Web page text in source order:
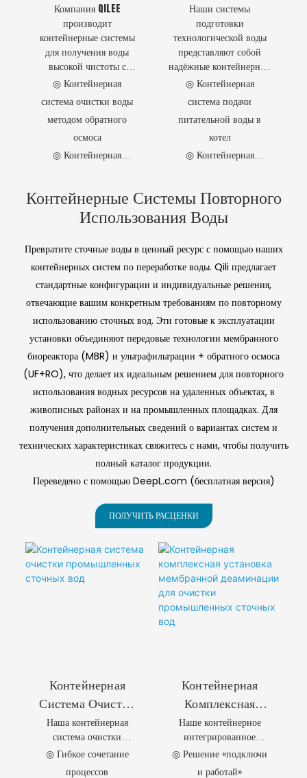
Чистоты
Компания QILEE
производит
контейнерные системы
для получения воды
высокой чистоты с
интегрированными
технологиями
обратного осмоса (RO) и
обратного осмоса с
электродеионизацией
превосходное качество
воды для
фармацевтической,
промышленной сферы.
◎ Контейнерная
система очистки воды
методом обратного
осмоса
◎ Контейнерная
осмоса и
электродеионизации
фармацевтической
Воды
Наши системы
подготовки
технологической воды
представляют собой
надёжные контейнерные
решения для подачи
сверхчистой и
умягчённой воды,
обеспечивая стабильное
качество и высокую
◎ Контейнерная
система подачи
питательной воды в
котел
◎ Контейнерная
сверхчистой воды
◎ Контейнерная
система очистки
Контейнерные Системы Повторного
Использования Воды
Превратите сточные воды в ценный ресурс с помощью наших
контейнерных систем по переработке воды. Qili предлагает
стандартные конфигурации и индивидуальные решения,
отвечающие вашим конкретным требованиям по повторному
использованию сточных вод. Эти готовые к эксплуатации
установки объединяют передовые технологии мембранного
биореактора (MBR) и ультрафильтрации + обратного осмоса
(UF+RO), что делает их идеальным решением для повторного
использования водных ресурсов на удаленных объектах, в
живописных районах и на промышленных площадках. Для
получения дополнительных сведений о вариантах систем и
технических характеристиках свяжитесь с нами, чтобы получить
полный каталог продукции.
Переведено с помощью DeepL.com (бесплатная версия)
ПОЛУЧИТЬ РАСЦЕНКИ
Контейнерная
Система Очистки
Промышленных
Сточных Вод
Наша контейнерная
система очистки
промышленных
◎ Гибкое сочетание
процессов
Контейнерная
Комплексная
Установка
Мембранной
Деаминации Для
Наше контейнерное
интегрированное
мембранное
оборудование для
◎ Решение «подключи
и работай»